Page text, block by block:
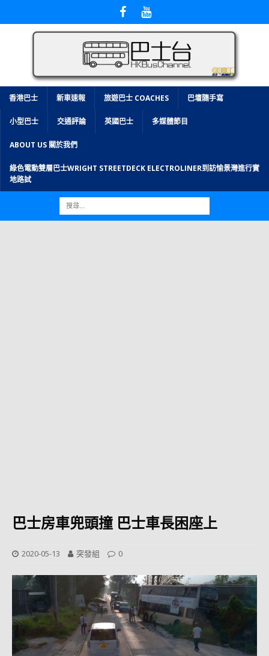
香港巴士 新車速報 旅遊巴士 COACHES 巴壇隨手寫
小型巴士 交通評論 英國巴士 多媒體節目
ABOUT US 關於我們
綠色電動雙層巴士WRIGHT STREETDECK ELECTROLINER到訪愉景灣進行實
地路試
巴士房車兜頭撞 巴士車長困座上
2020-05-13 突發組 0